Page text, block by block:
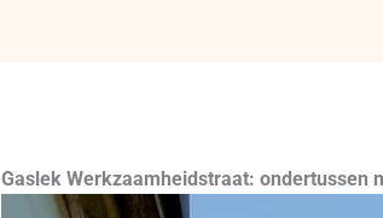
Gaslek Werkzaamheidstraat: ondertussen